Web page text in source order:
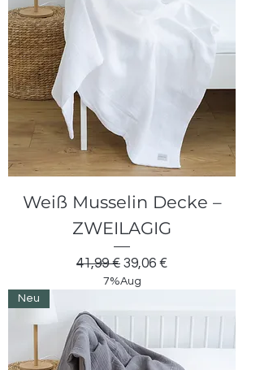
Weiß Musselin Decke –
ZWEILAGIG
Standardpreis
41,99 € Sale-Preis
39,06 €
7%Aug
Neu